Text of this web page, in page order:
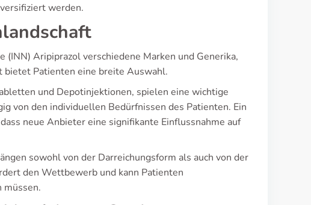
werden.
Aripiprazol verschiedene Marken und Generika,
bietet Patienten eine breite Auswahl.
und Depotinjektionen, spielen eine wichtige
von den individuellen Bedürfnissen des Patienten. Ein
neue Anbieter eine signifikante Einflussnahme auf
sowohl von der Darreichungsform als auch von der
den Wettbewerb und kann Patienten
müssen.